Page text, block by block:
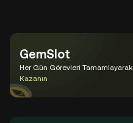
GemSlot
Her Gün Görevleri Tamamlayarak
Kazanın